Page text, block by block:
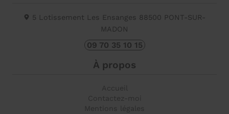
5 Lotissement Les Ensanges 88500 PONT-SUR-
MADON
09 70 35 10 15
À propos
Accueil
Contactez-moi
Mentions légales